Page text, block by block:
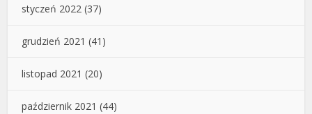
styczeń 2022 (37)
grudzień 2021 (41)
listopad 2021 (20)
październik 2021 (44)